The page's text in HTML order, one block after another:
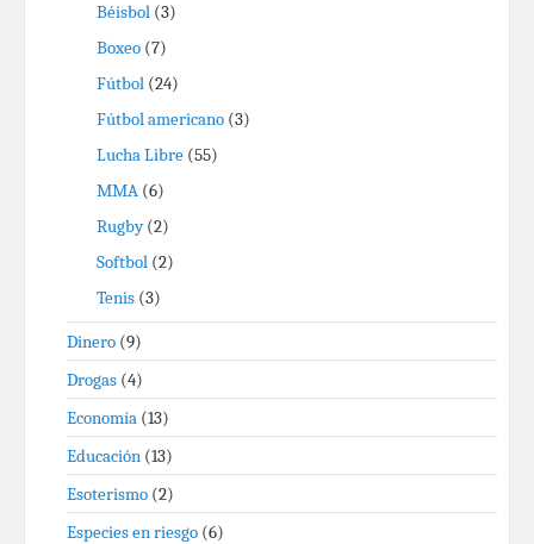
Béisbol (3)
Boxeo (7)
Fútbol (24)
Fútbol americano (3)
Lucha Libre (55)
MMA (6)
Rugby(2)
Softbol (2)
Tenis (3)
Dinero (9)
Drogas (4)
Economía (13)
Educación (13)
Esoterismo (2)
Especies en riesgo (6)